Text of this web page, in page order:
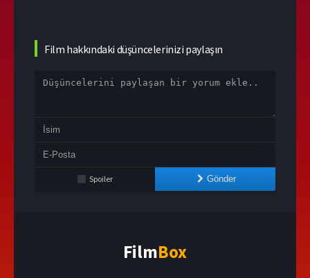
Film hakkındaki düşüncelerinizi paylaşın
Spoiler Gönder
FilmBox